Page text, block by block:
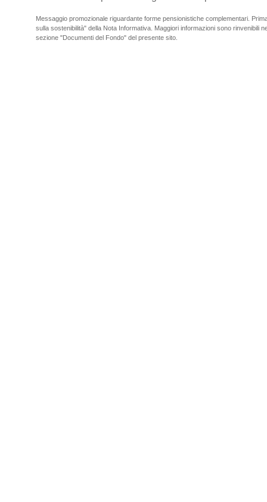
Messaggio promozionale riguardante forme pensionistiche complementari.
sulla sostenibilità" della Nota Informativa. Maggiori informazioni sono rinvenibili
sezione "Documenti del Fondo" del presente sito.